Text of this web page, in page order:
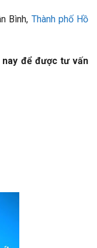
Bình, Thành phố Hồ
để được tư vấn